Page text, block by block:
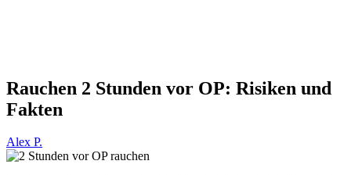
Rauchen 2 Stunden vor OP: Risiken und
Fakten
Alex P.